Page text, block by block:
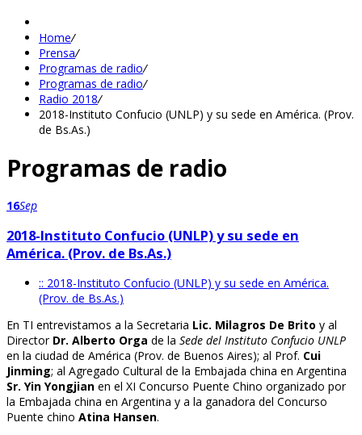
Home/
Prensa/
Programas de radio/
Programas de radio/
Radio 2018/
2018-Instituto Confucio (UNLP) y su sede en América. (Prov.
de Bs.As.)
Programas de radio
16Sep
2018-Instituto Confucio (UNLP) y su sede en
América. (Prov. de Bs.As.)
:: 2018-Instituto Confucio (UNLP) y su sede en América.
(Prov. de Bs.As.)
En TI entrevistamos a la Secretaria Lic. Milagros De Brito y al
Director Dr. Alberto Orga de la Sede del Instituto Confucio UNLP
en la ciudad de América (Prov. de Buenos Aires); al Prof. Cui
Jinming; al Agregado Cultural de la Embajada china en Argentina
Sr. Yin Yongjian en el XI Concurso Puente Chino organizado por
la Embajada china en Argentina y a la ganadora del Concurso
Puente chino Atina Hansen.